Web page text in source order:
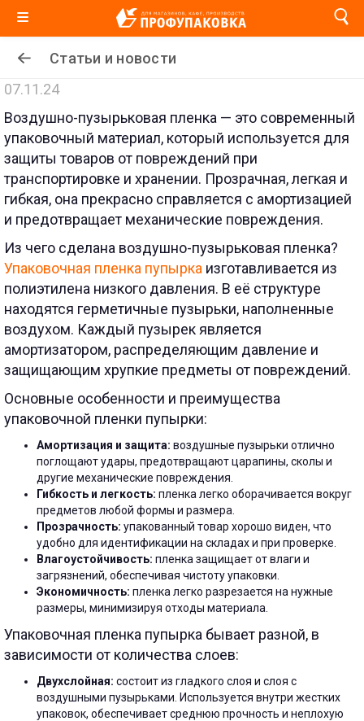
Статьи и новости
07.11.24
Воздушно-пузырьковая пленка — это современный
упаковочный материал, который используется для
защиты товаров от повреждений при
транспортировке и хранении. Прозрачная, легкая и
гибкая, она прекрасно справляется с амортизацией
и предотвращает механические повреждения.
Из чего сделана воздушно-пузырьковая пленка?
Упаковочная пленка пупырка изготавливается из
полиэтилена низкого давления. В её структуре
находятся герметичные пузырьки, наполненные
воздухом. Каждый пузырек является
амортизатором, распределяющим давление и
защищающим хрупкие предметы от повреждений.
Основные особенности и преимущества
упаковочной пленки пупырки:
Амортизация и защита: воздушные пузырьки отлично
поглощают удары, предотвращают царапины, сколы и
другие механические повреждения.
Гибкость и легкость: пленка легко оборачивается вокруг
предметов любой формы и размера.
Прозрачность: упакованный товар хорошо виден, что
удобно для идентификации на складах и при проверке.
Влагоустойчивость: пленка защищает от влаги и
загрязнений, обеспечивая чистоту упаковки.
Экономичность: пленка легко разрезается на нужные
размеры, минимизируя отходы материала.
Упаковочная пленка пупырка бывает разной, в
зависимости от количества слоев:
Двухслойная: состоит из гладкого слоя и слоя с
воздушными пузырьками. Используется внутри жестких
упаковок, обеспечивает среднюю прочность и неплохую